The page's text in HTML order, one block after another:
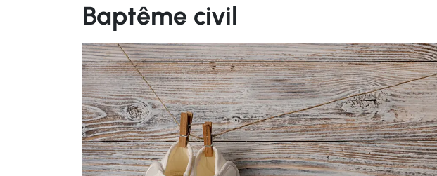
Baptême civil